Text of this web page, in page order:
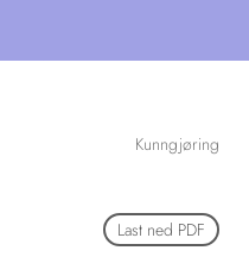
Kunngjøring
Last ned PDF